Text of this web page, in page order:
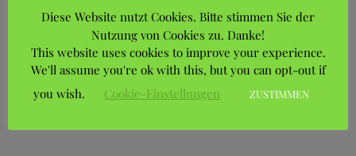
Stadtbezirksportal Vahrenwald-List
Landesverband Braunschweig der Gartenfreunde e.V.
Diese Website nutzt Cookies. Bitte stimmen Sie der
Nutzung von Cookies zu. Danke!
This website uses cookies to improve your experience.
We'll assume you're ok with this, but you can opt-out if
you wish.
Cookie-Einstellungen ZUSTIMMEN